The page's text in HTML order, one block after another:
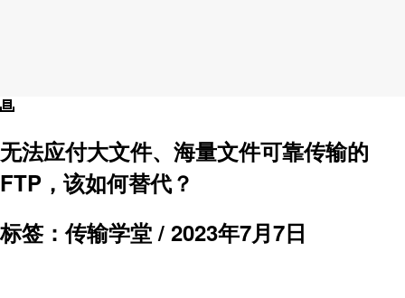
无法应付大文件、海量文件可靠传输的
FTP，该如何替代？
标签：传输学堂 / 2023年7月7日